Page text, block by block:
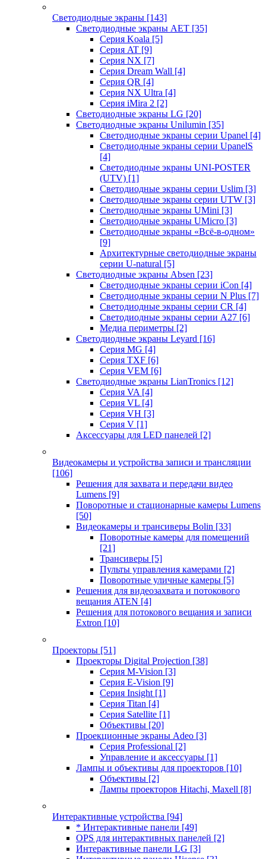
Светодиодные экраны [143]
Светодиодные экраны AET [35]
Cерия Koala [5]
Серия AT [9]
Серия NX [7]
Серия Dream Wall [4]
Серия QR [4]
Серия NX Ultra [4]
Серия iMira 2 [2]
Светодиодные экраны LG [20]
Светодиодные экраны Unilumin [35]
Светодиодные экраны серии Upanel [4]
Светодиодные экраны серии UpanelS
[4]
Светодиодные экраны UNI-POSTER
(UTV) [1]
Светодиодные экраны серии Uslim [3]
Светодиодные экраны серии UTW [3]
Светодиодные экраны UMini [3]
Светодиодные экраны UMicro [3]
Светодиодные экраны «Всё-в-одном»
[9]
Архитектурные светодиодные экраны
серии U-natural [5]
Светодиодные экраны Absen [23]
Светодиодные экраны серии iCon [4]
Светодиодные экраны серии N Plus [7]
Светодиодные экраны серии CR [4]
Светодиодные экраны серии А27 [6]
Медиа периметры [2]
Светодиодные экраны Leyard [16]
Серия MG [4]
Серия TXF [6]
Серия VEM [6]
Светодиодные экраны LianTronics [12]
Серия VA [4]
Серия VL [4]
Серия VH [3]
Серия V [1]
Аксессуары для LED панелей [2]
Видеокамеры и устройства записи и трансляции
[106]
Решения для захвата и передачи видео
Lumens [9]
Поворотные и стационарные камеры Lumens
[50]
Видеокамеры и трансиверы Bolin [33]
Поворотные камеры для помещений
[21]
Трансиверы [5]
Пульты управления камерами [2]
Поворотные уличные камеры [5]
Решения для видеозахвата и потокового
вещания ATEN [4]
Решения для потокового вещания и записи
Extron [10]
Проекторы [51]
Проекторы Digital Projection [38]
Серия M-Vision [3]
Серия E-Vision [9]
Серия Insight [1]
Серия Titan [4]
Серия Satellite [1]
Объективы [20]
Проекционные экраны Adeo [3]
Серия Professional [2]
Управление и аксессуары [1]
Лампы и объективы для проекторов [10]
Объективы [2]
Лампы проекторов Hitachi, Maxell [8]
Интерактивные устройства [94]
* Интерактивные панели [49]
OPS для интерактивных панелей [2]
Интерактивные панели LG [3]